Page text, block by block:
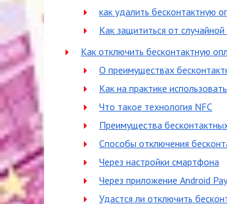
как удалить бесконтактную
Как защититься от
Как отключить бесконтактную
О преимуществах
Как на практике
Что такое технология NFC
Преимущества
Способы отключения
Через настройки смартфона
Через приложение Android
Удастся ли отключить